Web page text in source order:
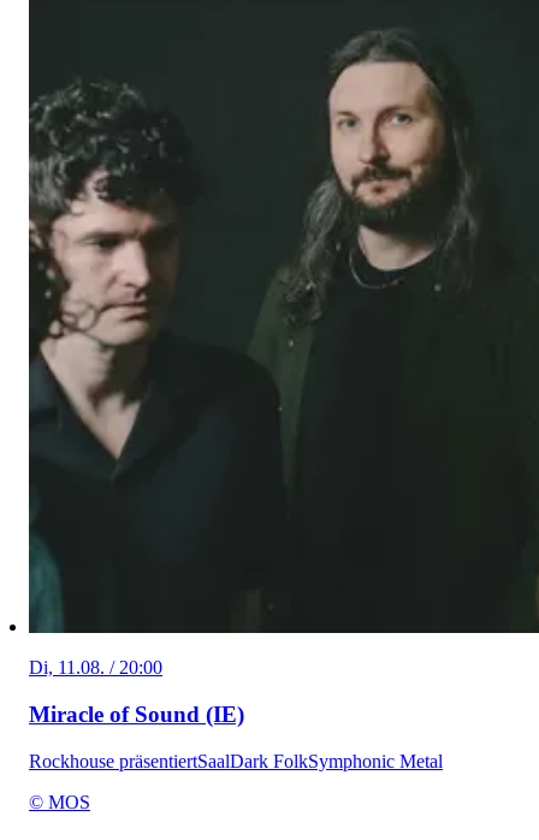
Di, 11.08. / 20:00
Miracle of Sound (IE)
Rockhouse präsentiertSaalDark FolkSymphonic Metal
© MOS